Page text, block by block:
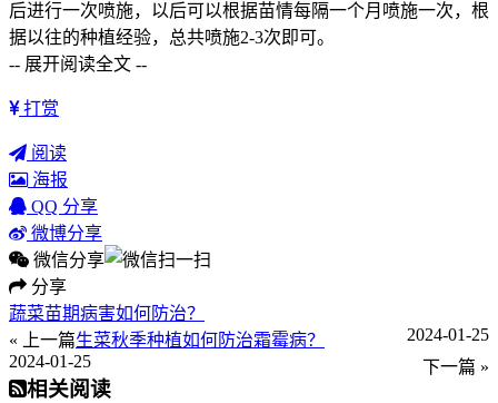
后进行一次喷施，以后可以根据苗情每隔一个月喷施一次，根
据以往的种植经验，总共喷施2-3次即可。
-- 展开阅读全文 --
打赏
阅读
海报
QQ 分享
微博分享
微信分享
分享
蔬菜苗期病害如何防治？
« 上一篇
2024-01-25
生菜秋季种植如何防治霜霉病？
下一篇 »
2024-01-25
相关阅读